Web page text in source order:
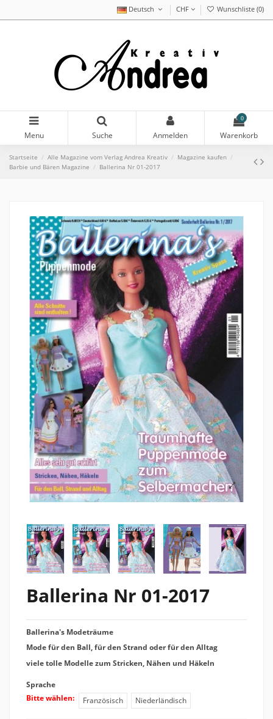
Deutsch CHF Wunschliste (0)
Menu Suche Anmelden
0
Warenkorb
Startseite Alle Magazine vom Verlag Andrea Kreativ
Magazine kaufen
Barbie und Bären Magazine
Ballerina Nr 01-2017
Ballerina Nr 01-2017
Ballerina's Modeträume
Mode für den Ball, für den Strand oder für den Alltag
viele tolle Modelle zum Stricken, Nähen und Häkeln
Sprache
Bitte wählen:
Französisch Niederländisch